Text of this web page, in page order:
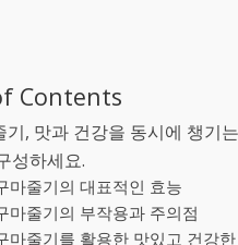
Contents
기, 맛과 건강을 동시에 챙기
성하세요.
마줄기의 대표적인 효능
마줄기의 부작용과 주의점
마줄기를 활용한 맛있고 건강